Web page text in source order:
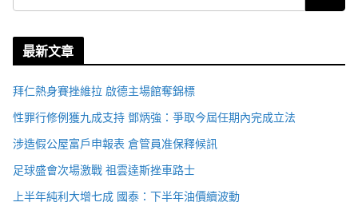
最新文章
拜仁熱身賽挫維拉 啟德主場館奪錦標
性罪行修例獲九成支持 鄧炳強：爭取今屆任期內完成立法
涉造假公屋富戶申報表 倉管員准保釋候訊
足球盛會次場激戰 祖雲達斯挫車路士
上半年純利大增七成 國泰：下半年油價續波動